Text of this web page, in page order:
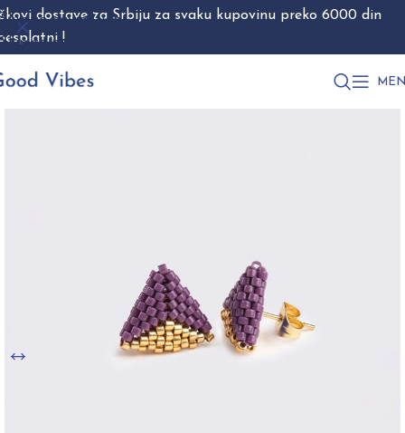
Skip to navigation
Skip to main content
dostave za Srbiju za svaku kupovinu preko 6000 din
!